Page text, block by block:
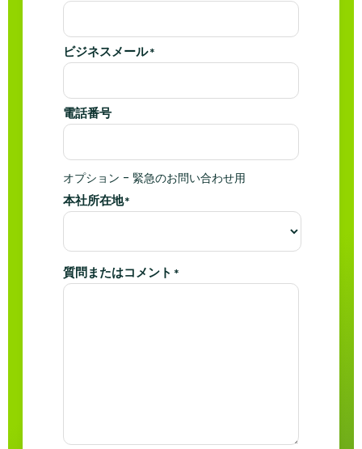
ビジネスメール*
電話番号
オプション - 緊急のお問い合わせ用
本社所在地*
質問またはコメント *